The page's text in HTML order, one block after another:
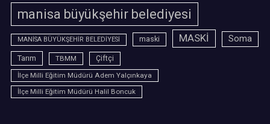
manisa büyükşehir belediyesi
MANİSA BÜYÜKŞEHİR BELEDİYESİ maski MASKİ Soma
Tarım TBMM
Çiftçi
İlçe Milli Eğitim Müdürü Adem Yalçınkaya
İlçe Milli Eğitim Müdürü Halil Boncuk